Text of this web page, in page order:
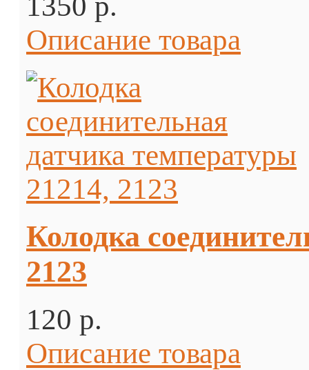
Описание товара
Колодка
2123
120 p.
Описание товара